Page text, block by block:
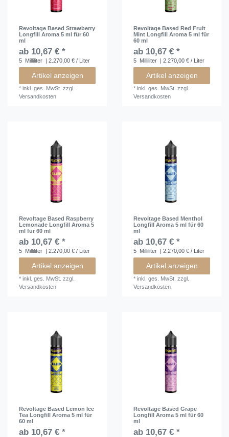
Revoltage Based Strawberry
Longfill Aroma 5 ml für 60
ml
ab 10,67 € *
5 Milliliter | 2.270,00 € / Liter
Artikel anzeigen
*inkl. ges. MwSt. zzgl.
Versandkosten
Revoltage Based Red Fruit
Mint Longfill Aroma 5 ml für
60 ml
ab 10,67 € *
5 Milliliter | 2.270,00 € / Liter
Artikel anzeigen
*inkl. ges. MwSt. zzgl.
Versandkosten
Revoltage Based Raspberry
Lemonade Longfill Aroma 5
ml für 60 ml
ab 10,67 € *
5 Milliliter | 2.270,00 € / Liter
Artikel anzeigen
*inkl. ges. MwSt. zzgl.
Versandkosten
Revoltage Based Menthol
Longfill Aroma 5 ml für 60
ml
ab 10,67 € *
5 Milliliter | 2.270,00 € / Liter
Artikel anzeigen
*inkl. ges. MwSt. zzgl.
Versandkosten
Revoltage Based Lemon Ice
Tea Longfill Aroma 5 ml für
60 ml
ab 10,67 € *
Revoltage Based Grape
Longfill Aroma 5 ml für 60
ml
ab 10,67 € *